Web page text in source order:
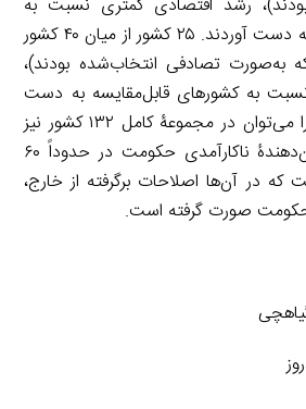
رشد اقتصادی کمتری نسبت به
کشورهای قابل‌مقایسه به دست آوردند. ۲۵ کشور از میان ۴۰ کشور
در بخش ۱ (که به‌صورت تصادفی انتخاب‌شده بودند)،
به کشورهای قابل‌مقایسه به دست
آوردند. نسبتی مشابه را می‌توان در مجموعۀ کامل ۱۳۲ کشور نیز
مشاهده کرد. این نشان‌دهندۀ ناکارآمدی حکومت در حدوداً ۶۰
در آن‌ها اصلاحات برگرفته از خارج،
حکومت صورت گرفته است.